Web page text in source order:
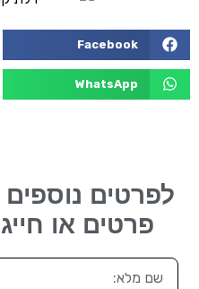
Facebook
WhatsApp
לפרטים נוספים
פרטים או